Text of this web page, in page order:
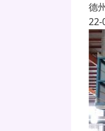
德
22-